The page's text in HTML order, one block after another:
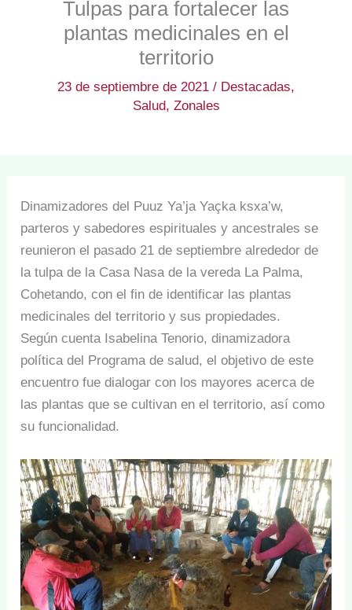
Tulpas para fortalecer las
plantas medicinales en el
territorio
23 de septiembre de 2021 / Destacadas,
Salud, Zonales
Dinamizadores del Puuz Ya’ja Yaçka ksxa’w,
parteros y sabedores espirituales y ancestrales se
reunieron el pasado 21 de septiembre alrededor de
la tulpa de la Casa Nasa de la vereda La Palma,
Cohetando, con el fin de identificar las plantas
medicinales del territorio y sus propiedades.
Según cuenta Isabelina Tenorio, dinamizadora
política del Programa de salud, el objetivo de este
encuentro fue dialogar con los mayores acerca de
las plantas que se cultivan en el territorio, así como
su funcionalidad.